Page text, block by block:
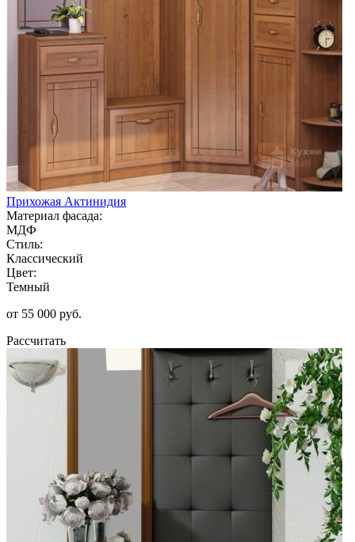
Прихожая Актинидия
Материал фасада:
МДФ
Стиль:
Классический
Цвет:
Темный
от 55 000 руб.
Рассчитать